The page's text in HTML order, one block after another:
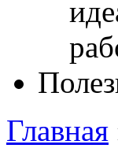
Главная